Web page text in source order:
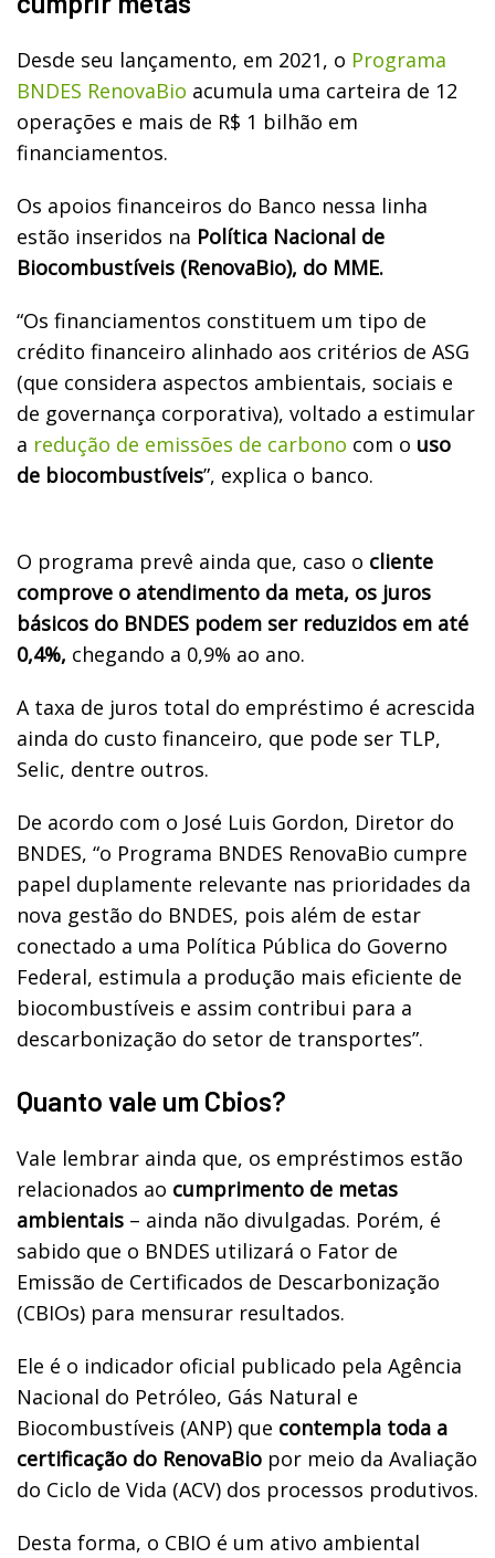
Desde seu lançamento, em 2021, o Programa
BNDES RenovaBio acumula uma carteira de 12
operações e mais de R$ 1 bilhão em
financiamentos.
Os apoios financeiros do Banco nessa linha
estão inseridos na Política Nacional de
Biocombustíveis (RenovaBio), do MME.
“Os financiamentos constituem um tipo de
crédito financeiro alinhado aos critérios de ASG
(que considera aspectos ambientais, sociais e
de governança corporativa), voltado a estimular
a redução de emissões de carbono com o uso
de biocombustíveis”, explica o banco.
O programa prevê ainda que, caso o cliente
comprove o atendimento da meta, os juros
básicos do BNDES podem ser reduzidos em até
0,4%, chegando a 0,9% ao ano.
A taxa de juros total do empréstimo é acrescida
ainda do custo financeiro, que pode ser TLP,
Selic, dentre outros.
De acordo com o José Luis Gordon, Diretor do
BNDES, “o Programa BNDES RenovaBio cumpre
papel duplamente relevante nas prioridades da
nova gestão do BNDES, pois além de estar
conectado a uma Política Pública do Governo
Federal, estimula a produção mais eficiente de
biocombustíveis e assim contribui para a
descarbonização do setor de transportes”.
Quanto vale um Cbios?
Vale lembrar ainda que, os empréstimos estão
relacionados ao cumprimento de metas
ambientais – ainda não divulgadas. Porém, é
sabido que o BNDES utilizará o Fator de
Emissão de Certificados de Descarbonização
(CBIOs) para mensurar resultados.
Ele é o indicador oficial publicado pela Agência
Nacional do Petróleo, Gás Natural e
Biocombustíveis (ANP) que contempla toda a
certificação do RenovaBio por meio da Avaliação
do Ciclo de Vida (ACV) dos processos produtivos.
Desta forma, o CBIO é um ativo ambiental